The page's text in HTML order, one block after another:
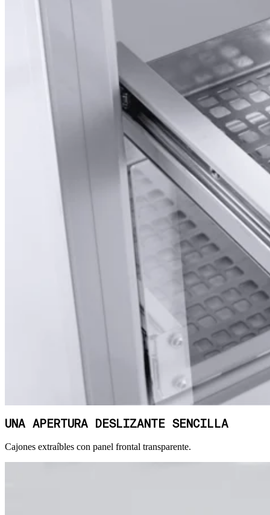
UNA APERTURA DESLIZANTE SENCILLA
Cajones extraíbles con panel frontal transparente.